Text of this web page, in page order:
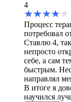
4
Процесс
потребовал
Ставлю 4,
непросто
себе, а сам
быстрым.
направлял
В итоге я
научился